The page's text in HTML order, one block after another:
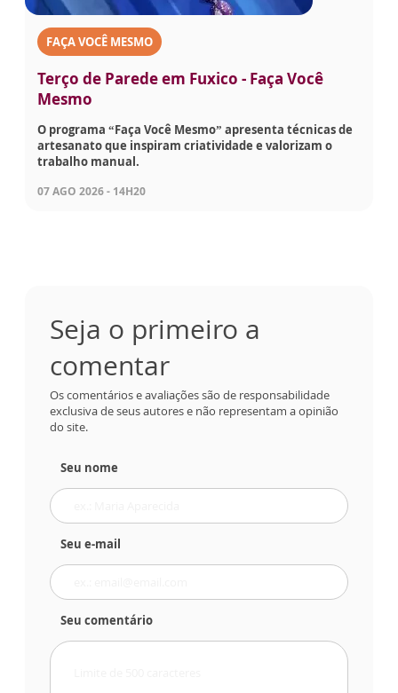
FAÇA VOCÊ MESMO
Terço de Parede em Fuxico - Faça Você
Mesmo
O programa “Faça Você Mesmo” apresenta técnicas de
artesanato que inspiram criatividade e valorizam o
trabalho manual.
07 AGO 2026 - 14H20
Seja o primeiro a
comentar
Os comentários e avaliações são de responsabilidade
exclusiva de seus autores e não representam a opinião
do site.
Seu nome
Seu e-mail
Seu comentário